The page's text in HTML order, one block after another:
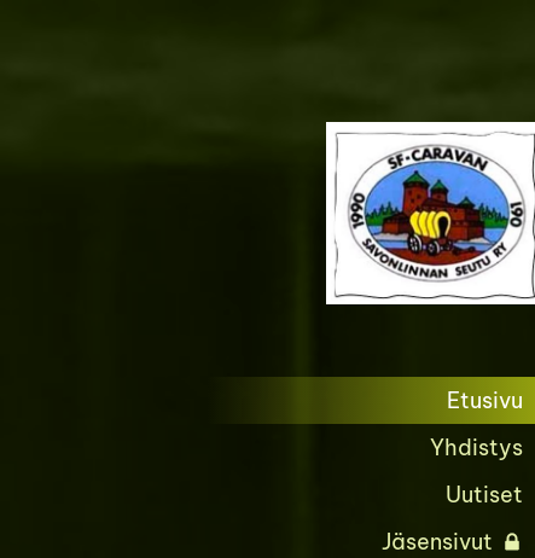
Etusivu
Yhdistys
Uutiset
Jäsensivut